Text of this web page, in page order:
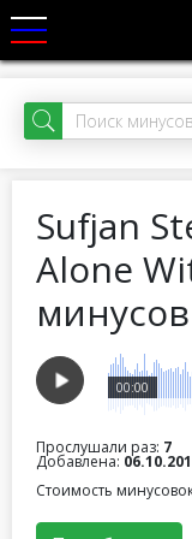
Sufjan
Alone
00:00
Прослушали раз: 7
Добавлена:
Стоимость